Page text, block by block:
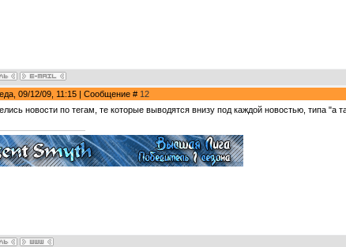
09/12/09, 11:15 | Сообщение # 12
новости по тегам, те которые выводятся внизу под каждой новостью, типа "а